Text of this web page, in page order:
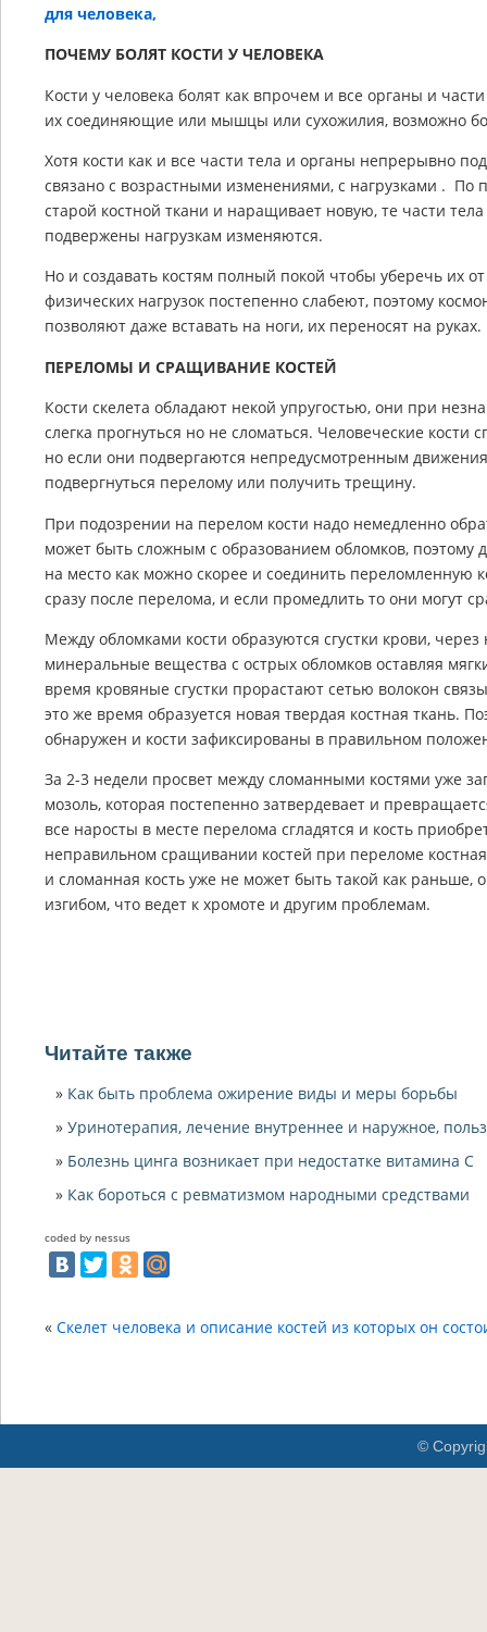
для человека,
ПОЧЕМУ БОЛЯТ КОСТИ У ЧЕЛОВЕКА
Кости у человека болят как впрочем и все органы и
их соединяющие или мышцы или сухожилия, возможно
Хотя кости как и все части тела и органы непрерывно
связано с возрастными изменениями, с нагрузками . По
старой костной ткани и наращивает новую, те части
подвержены нагрузкам изменяются.
Но и создавать костям полный покой чтобы уберечь их
физических нагрузок постепенно слабеют, поэтому
позволяют даже вставать на ноги, их переносят на руках.
ПЕРЕЛОМЫ И СРАЩИВАНИЕ КОСТЕЙ
Кости скелета обладают некой упругостью, они при
слегка прогнуться но не сломаться. Человеческие
но если они подвергаются непредусмотренным
подвергнуться перелому или получить трещину.
При подозрении на перелом кости надо немедленно
может быть сложным с образованием обломков, поэтому
на место как можно скорее и соединить переломленную
сразу после перелома, и если промедлить то они могут
Между обломками кости образуются сгустки крови, через
минеральные вещества с острых обломков оставляя
время кровяные сгустки прорастают сетью волокон
это же время образуется новая твердая костная ткань.
обнаружен и кости зафиксированы в правильном
За 2-3 недели просвет между сломанными костями уже
мозоль, которая постепенно затвердевает и
все наросты в месте перелома сгладятся и кость
неправильном сращивании костей при переломе
и сломанная кость уже не может быть такой как раньше,
изгибом, что ведет к хромоте и другим проблемам.
Читайте также
Как быть проблема ожирение виды и меры борьбы
Уринотерапия, лечение внутреннее и наружное,
Болезнь цинга возникает при недостатке витамина С
Как бороться с ревматизмом народными средствами
coded by nessus
« Скелет человека и описание костей из которых он
©